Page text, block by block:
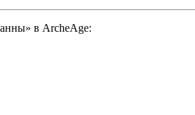
в ArcheAge: